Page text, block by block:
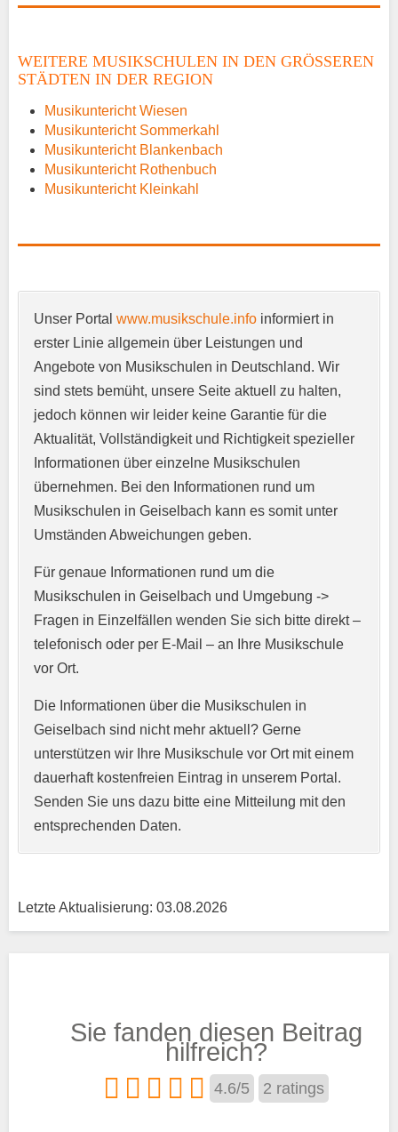
Anschrift
E-Mail-Adresse*
Kurzprofil der Musikschule*
Trägertyp*
WEITERE MUSIKSCHULEN IN DEN GRÖSSEREN S
TÄDTEN IN DER REGION
Musikuntericht Wiesen
Musikuntericht Sommerkahl
Musikuntericht Blankenbach
Musikuntericht Rothenbuch
Musikuntericht Kleinkahl
Unser Portal www.musikschule.info informiert in
erster Linie allgemein über Leistungen und
Angebote von Musikschulen in Deutschland. Wir
sind stets bemüht, unsere Seite aktuell zu halten,
jedoch können wir leider keine Garantie für die
Aktualität, Vollständigkeit und Richtigkeit spezieller
Informationen über einzelne Musikschulen
übernehmen. Bei den Informationen rund um
Musikschulen in Geiselbach kann es somit unter
Umständen Abweichungen geben.
Für genaue Informationen rund um die
Musikschulen in Geiselbach und Umgebung ->
Fragen in Einzelfällen wenden Sie sich bitte direkt –
telefonisch oder per E-Mail – an Ihre Musikschule
vor Ort.
Die Informationen über die Musikschulen in
Geiselbach sind nicht mehr aktuell? Gerne
unterstützen wir Ihre Musikschule vor Ort mit einem
dauerhaft kostenfreien Eintrag in unserem Portal.
Senden Sie uns dazu bitte eine Mitteilung mit den
entsprechenden Daten.
Letzte Aktualisierung: 03.08.2026
Sie fanden diesen Beitrag
hilfreich?
4.6/5 2 ratings